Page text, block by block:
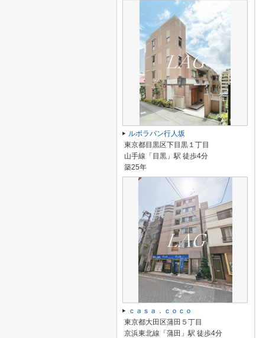
ルボラパン行人坂
東京都目黒区下目黒１丁目
山手線「目黒」駅 徒歩4分
築25年
ｃａｓａ．ｃｏｃｏ
東京都大田区蒲田５丁目
京浜東北線「蒲田」駅 徒歩4分